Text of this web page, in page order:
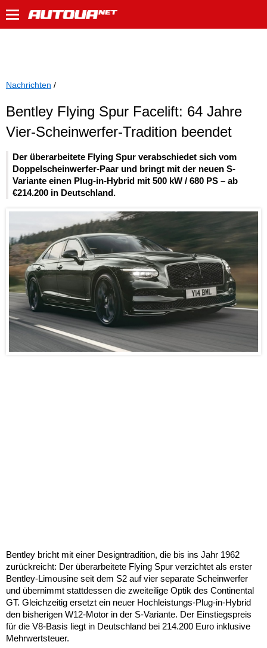
Nachrichten /
Bentley Flying Spur Facelift: 64 Jahre
Vier-Scheinwerfer-Tradition beendet
Der überarbeitete Flying Spur verabschiedet sich vom
Doppelscheinwerfer-Paar und bringt mit der neuen S-
Variante einen Plug-in-Hybrid mit 500 kW / 680 PS – ab
€214.200 in Deutschland.
Bentley bricht mit einer Designtradition, die bis ins Jahr 1962
zurückreicht: Der überarbeitete Flying Spur verzichtet als erster
Bentley-Limousine seit dem S2 auf vier separate Scheinwerfer
und übernimmt stattdessen die zweiteilige Optik des Continental
GT. Gleichzeitig ersetzt ein neuer Hochleistungs-Plug-in-Hybrid
den bisherigen W12-Motor in der S-Variante. Der Einstiegspreis
für die V8-Basis liegt in Deutschland bei 214.200 Euro inklusive
Mehrwertsteuer.